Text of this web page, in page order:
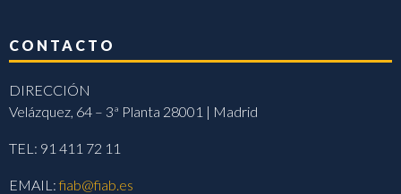
CONTACTO
DIRECCIÓN
Velázquez, 64 – 3ª Planta 28001 | Madrid
TEL: 91 411 72 11
EMAIL:fiab@fiab.es